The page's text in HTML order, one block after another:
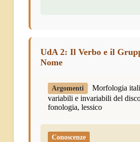
UdA 2: Il Verbo e il
Nome
Argomenti
Morfologia
variabili e invariabili del
fonologia, lessico
Conoscenze